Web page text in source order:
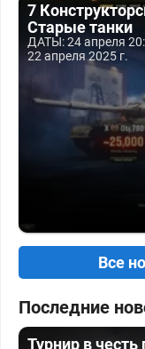
7
Старые танки
ДАТЫ: 24 апреля
22 апреля 2025 г.
Все
Последние
Турнир в